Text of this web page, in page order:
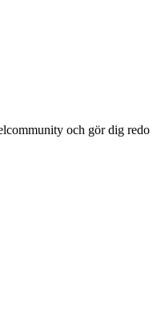
och gör dig redo